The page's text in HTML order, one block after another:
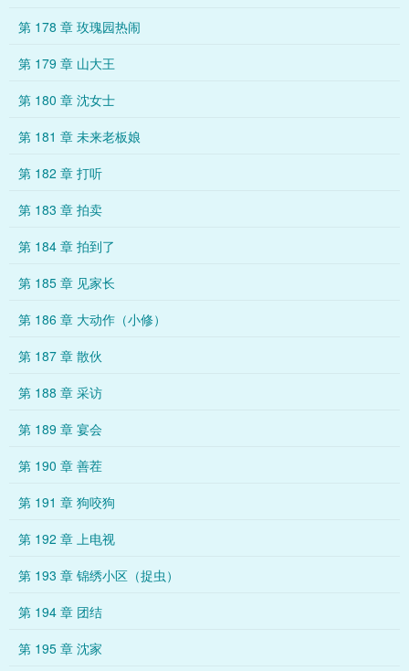
第 178 章 玫瑰园热闹
第 179 章 山大王
第 180 章 沈女士
第 181 章 未来老板娘
第 182 章 打听
第 183 章 拍卖
第 184 章 拍到了
第 185 章 见家长
第 186 章 大动作（小修）
第 187 章 散伙
第 188 章 采访
第 189 章 宴会
第 190 章 善茬
第 191 章 狗咬狗
第 192 章 上电视
第 193 章 锦绣小区（捉虫）
第 194 章 团结
第 195 章 沈家